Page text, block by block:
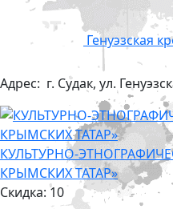
Генуэзская
Адрес: г. Судак, ул.
КУЛЬТУРНО-
КРЫМСКИХ ТАТАР»
Скидка: 10